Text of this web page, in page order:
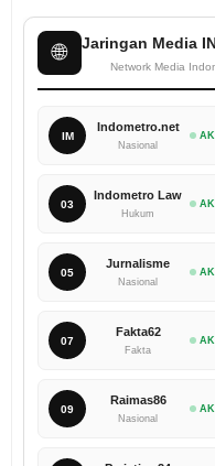
🌐 Jaringan Media
Network Media
IM
Indometro.net
Nasional
03
Indometro Law
Hukum
05
Jurnalisme
Nasional
07
Fakta62
Fakta
09
Raimas86
Nasional